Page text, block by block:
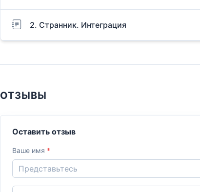
2. Странник. Интеграция
ОТЗЫВЫ
Оставить отзыв
Ваше имя *